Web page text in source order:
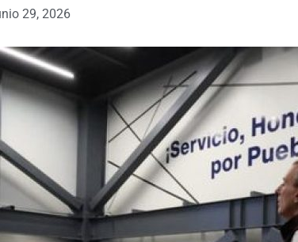
29, 2026